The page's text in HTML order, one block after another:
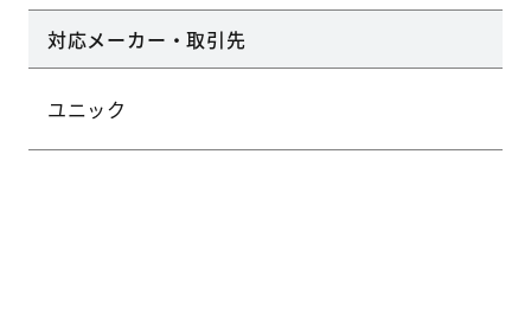
対応メーカー・取引先
ユニック